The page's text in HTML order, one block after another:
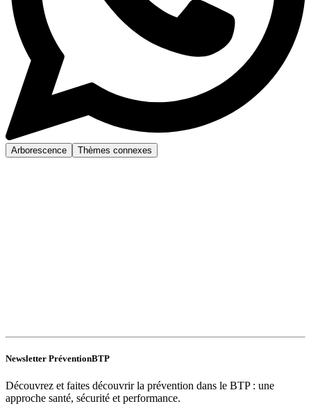
Arborescence Thèmes connexes
Newsletter PréventionBTP
Découvrez et faites découvrir la prévention dans le BTP : une
approche santé, sécurité et performance.